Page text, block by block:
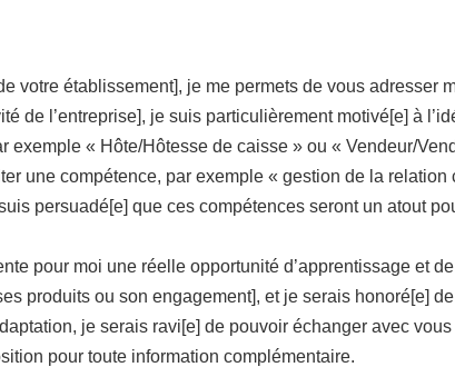
votre établissement], je me permets de vous
de l’entreprise], je suis particulièrement motivé[e] à
exemple « Hôte/Hôtesse de caisse » ou « Vendeur/
une compétence, par exemple « gestion de la
persuadé[e] que ces compétences seront un atout
pour moi une réelle opportunité d’apprentissage et
produits ou son engagement], et je serais honoré[e]
je serais ravi[e] de pouvoir échanger avec
pour toute information complémentaire.